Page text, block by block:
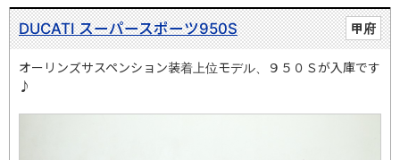
甲府
DUCATI スーパースポーツ950S
オーリンズサスペンション装着上位モデル、９５０Ｓが入庫です
♪